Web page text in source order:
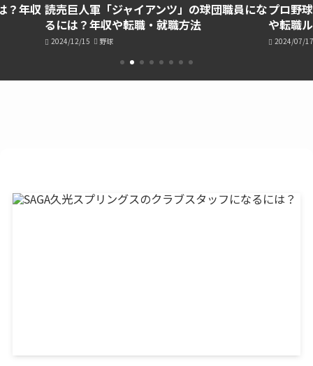
？年収 読売巨人軍「ジャイアンツ」の球団職員にな
るには？年収や転職・就職方法
2024/12/15 野球
プロ野
や転職
2024/07/17